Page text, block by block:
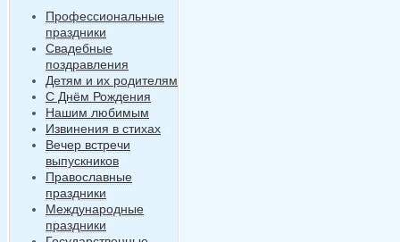
Профессиональные
праздники
Свадебные
поздравления
Детям и их родителям
С Днём Рождения
Нашим любимым
Извинения в стихах
Вечер встречи
выпускников
Православные
праздники
Международные
праздники